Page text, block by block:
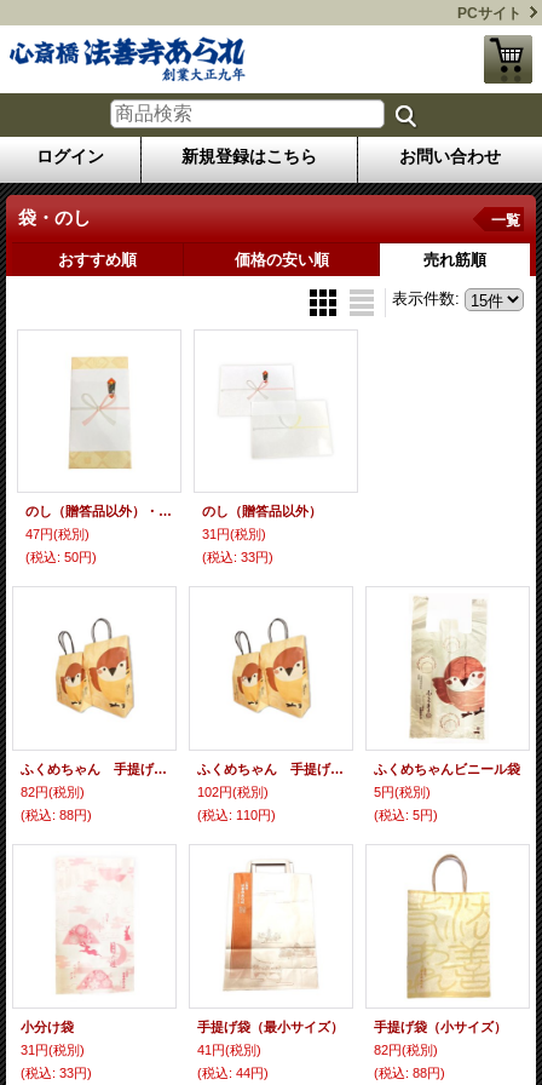
PCサイト
ログイン 新規登録はこちら お問い合わせ
袋・のし 一覧
おすすめ順 価格の安い順 売れ筋順
表示件数:
のし（贈答品以外）・包装
47円(税別)
(税込: 50円)
のし（贈答品以外）
31円(税別)
(税込: 33円)
ふくめちゃん 手提げ袋（小サイズ）
82円(税別)
(税込: 88円)
ふくめちゃん 手提げ袋（大サイズ）
102円(税別)
(税込: 110円)
ふくめちゃんビニール袋
5円(税別)
(税込: 5円)
小分け袋
31円(税別)
(税込: 33円)
手提げ袋（最小サイズ）
41円(税別)
(税込: 44円)
手提げ袋（小サイズ）
82円(税別)
(税込: 88円)